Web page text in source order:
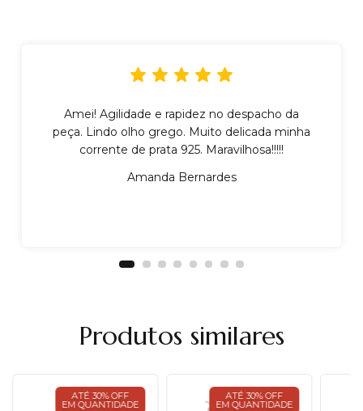
Amei! Agilidade e rapidez no despacho da
peça. Lindo olho grego. Muito delicada minha
corrente de prata 925. Maravilhosa!!!!!
Amanda Bernardes
Produtos similares
ATÉ 30% OFF
EM QUANTIDADE
ATÉ 30% OFF
EM QUANTIDADE